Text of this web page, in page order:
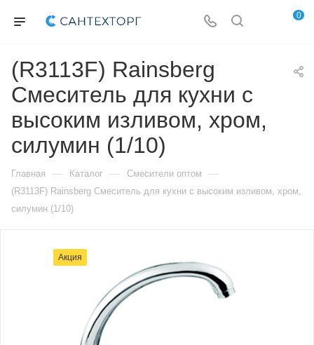
0
(R3113F) Rainsberg
Смеситель для кухни с
высоким изливом, хром,
силумин (1/10)
Главная — Каталог — Смесители оптом —
(R3113F) Rainsberg Смеситель для кухни с высоким изливом, хром,
силумин (1/10)
Акция